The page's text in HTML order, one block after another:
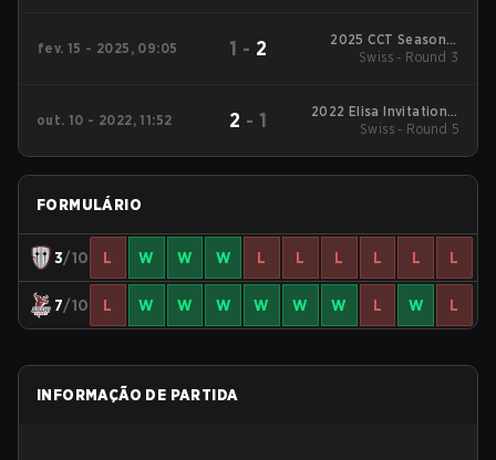
fev. 15 - 2025, 09:05 1 - 2
2025 CCT Season 2
European Series #18
Swiss - Round 3
out. 10 - 2022, 11:52 2 - 1
2022 Elisa Invitational
Fall
Swiss - Round 5
FORMULÁRIO
3/10 L W W W L L L L L L
7/10 L W W W W W W L W L
INFORMAÇÃO DE PARTIDA